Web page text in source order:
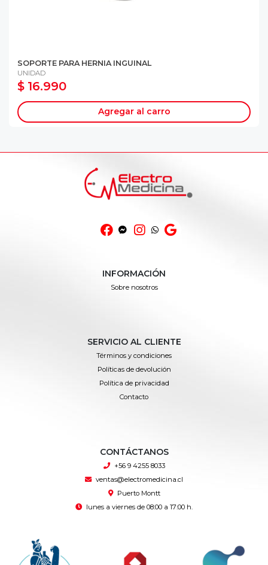
SOPORTE PARA HERNIA INGUINAL
UNIDAD
$ 16.990
Agregar al carro
INFORMACIÓN
Sobre nosotros
SERVICIO AL CLIENTE
Términos y condiciones
Políticas de devolución
Política de privacidad
Contacto
CONTÁCTANOS
+56 9 4255 8033
ventas@electromedicina.cl
Puerto Montt
lunes a viernes de 08:00 a 17:00 h.